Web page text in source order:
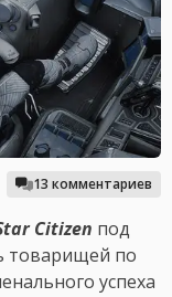
13 комментариев
Citizen под
товарищей по
успеха